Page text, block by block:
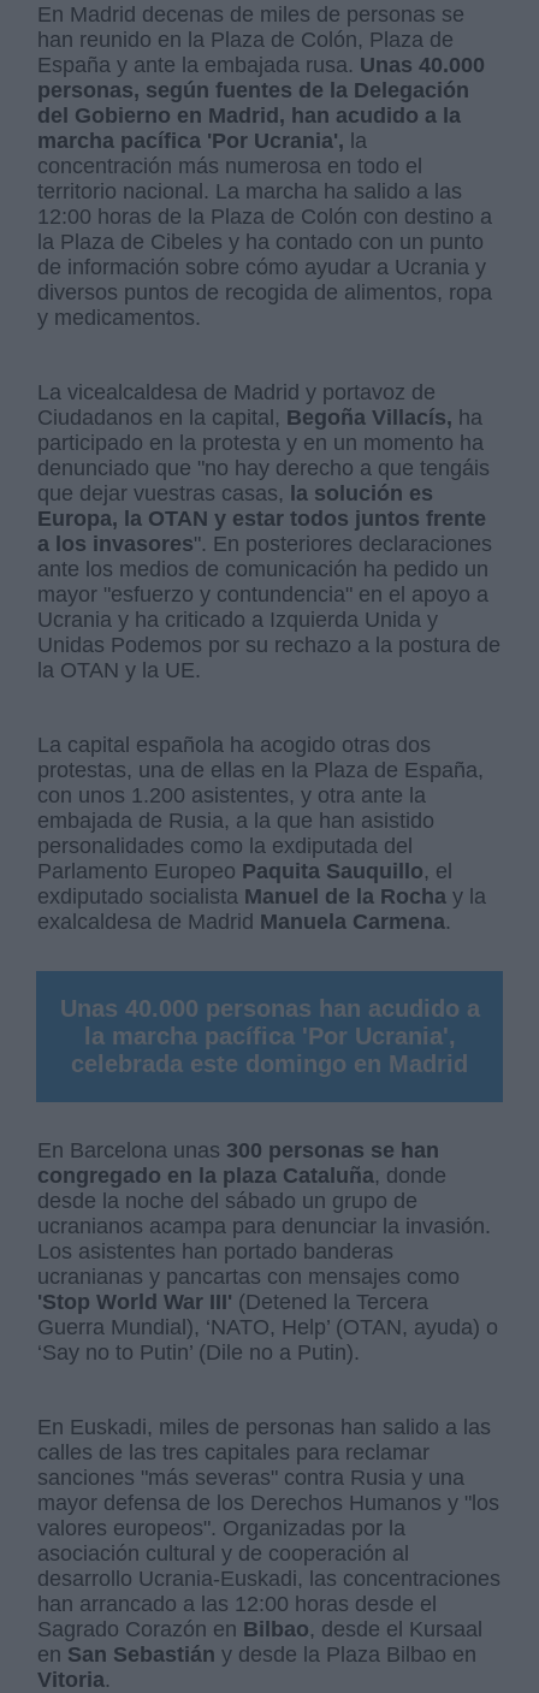
En Madrid decenas de miles de personas se
han reunido en la Plaza de Colón, Plaza de
España y ante la embajada rusa. Unas 40.000
personas, según fuentes de la Delegación
del Gobierno en Madrid, han acudido a la
marcha pacífica 'Por Ucrania', la
concentración más numerosa en todo el
territorio nacional. La marcha ha salido a las
12:00 horas de la Plaza de Colón con destino a
la Plaza de Cibeles y ha contado con un punto
de información sobre cómo ayudar a Ucrania y
diversos puntos de recogida de alimentos, ropa
y medicamentos.
La vicealcaldesa de Madrid y portavoz de
Ciudadanos en la capital, Begoña Villacís, ha
participado en la protesta y en un momento ha
denunciado que "no hay derecho a que tengáis
que dejar vuestras casas, la solución es
Europa, la OTAN y estar todos juntos frente
a los invasores". En posteriores declaraciones
ante los medios de comunicación ha pedido un
mayor "esfuerzo y contundencia" en el apoyo a
Ucrania y ha criticado a Izquierda Unida y
Unidas Podemos por su rechazo a la postura de
la OTAN y la UE.
La capital española ha acogido otras dos
protestas, una de ellas en la Plaza de España,
con unos 1.200 asistentes, y otra ante la
embajada de Rusia, a la que han asistido
personalidades como la exdiputada del
Parlamento Europeo Paquita Sauquillo, el
exdiputado socialista Manuel de la Rocha y la
exalcaldesa de Madrid Manuela Carmena.
Unas 40.000 personas han acudido a
la marcha pacífica 'Por Ucrania',
celebrada este domingo en Madrid
En Barcelona unas 300 personas se han
congregado en la plaza Cataluña, donde
desde la noche del sábado un grupo de
ucranianos acampa para denunciar la invasión.
Los asistentes han portado banderas
ucranianas y pancartas con mensajes como
'Stop World War III' (Detened la Tercera
Guerra Mundial), ‘NATO, Help’ (OTAN, ayuda) o
‘Say no to Putin’ (Dile no a Putin).
En Euskadi, miles de personas han salido a las
calles de las tres capitales para reclamar
sanciones "más severas" contra Rusia y una
mayor defensa de los Derechos Humanos y "los
valores europeos". Organizadas por la
asociación cultural y de cooperación al
desarrollo Ucrania-Euskadi, las concentraciones
han arrancado a las 12:00 horas desde el
Sagrado Corazón en Bilbao, desde el Kursaal
en San Sebastián y desde la Plaza Bilbao en
Vitoria.